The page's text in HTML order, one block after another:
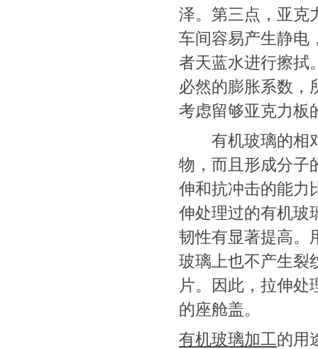
泽。第三点，亚克
车间容易产生静电
者天蓝水进行擦拭
必然的膨胀系数，
考虑留够亚克力板
有机玻璃的相对
物，而且形成分子
伸和抗冲击的能力
伸处理过的有机玻
韧性有显著提高。
玻璃上也不产生裂
片。因此，拉伸处
的座舱盖。
有机玻璃加工的用